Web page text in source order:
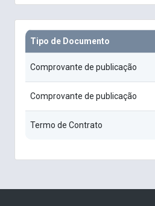
Tipo de Documento
Comprovante de publicação
Comprovante de publicação
Termo de Contrato